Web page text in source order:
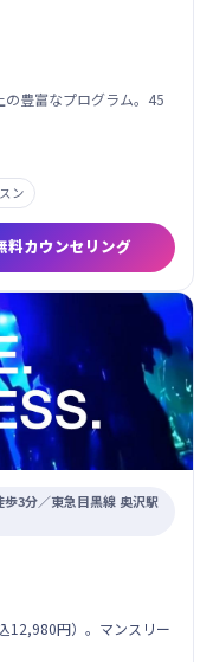
豊富なプログラム。45
ン
料カウンセリング
3分／東急目黒線 奥沢駅
12,980円）。マンスリー